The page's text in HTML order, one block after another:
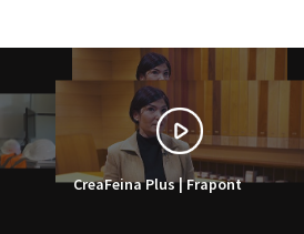
CreaFeina Plus | Frapont